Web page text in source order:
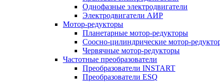
Однофазные электродвигатели
Электродвигатели АИР
Мотор-редукторы
Планетарные мотор-редукторы
Соосно-цилиндрические мотор-
Червячные мотор-редукторы
Частотные преобразователи
Преобразователи INSTART
Преобразователи ESQ